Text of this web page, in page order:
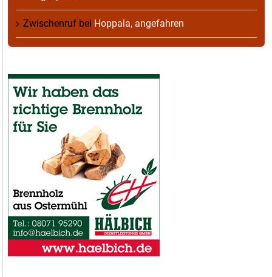
Zwischenruf bei Hoppala, angefahren